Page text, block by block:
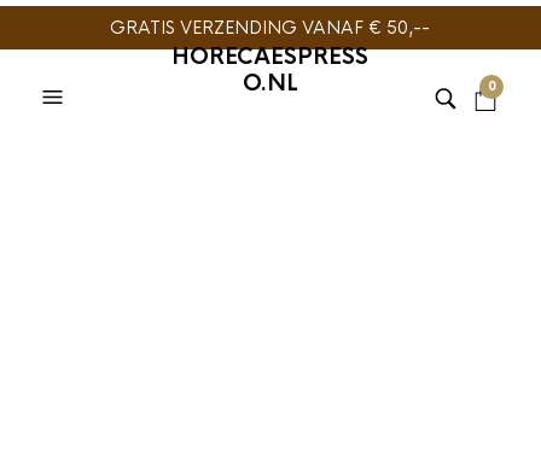
GRATIS VERZENDING VANAF € 50,--
HORECAESPRESS
O.NL
0